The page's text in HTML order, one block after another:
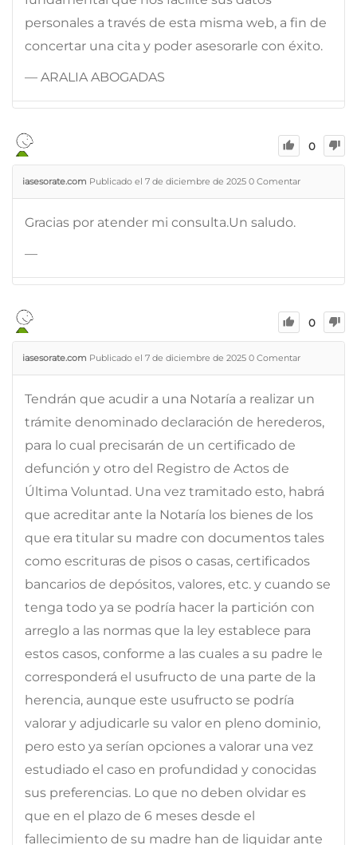
personales a través de esta misma web, a fin de
concertar una cita y poder asesorarle con éxito.
— ARALIA ABOGADAS
0
iasesorate.com Publicado el 7 de diciembre de 2025 0 Comentar
Gracias por atender mi consulta.Un saludo.
—
0
iasesorate.com Publicado el 7 de diciembre de 2025 0 Comentar
Tendrán que acudir a una Notaría a realizar un
trámite denominado declaración de herederos,
para lo cual precisarán de un certificado de
defunción y otro del Registro de Actos de
Última Voluntad. Una vez tramitado esto, habrá
que acreditar ante la Notaría los bienes de los
que era titular su madre con documentos tales
como escrituras de pisos o casas, certificados
bancarios de depósitos, valores, etc. y cuando se
tenga todo ya se podría hacer la partición con
arreglo a las normas que la ley establece para
estos casos, conforme a las cuales a su padre le
corresponderá el usufructo de una parte de la
herencia, aunque este usufructo se podría
valorar y adjudicarle su valor en pleno dominio,
pero esto ya serían opciones a valorar una vez
estudiado el caso en profundidad y conocidas
sus preferencias. Lo que no deben olvidar es
que en el plazo de 6 meses desde el
fallecimiento de su madre han de liquidar ante